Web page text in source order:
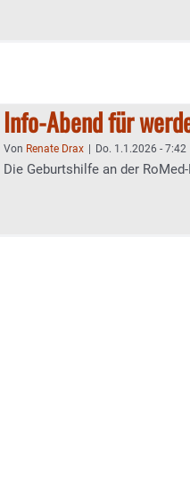
Info-Abend für
Von Renate Drax Do. 1.1.2026 - 7:42
Die Geburtshilfe an der